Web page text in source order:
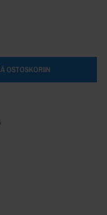
OSTOSKORIIN